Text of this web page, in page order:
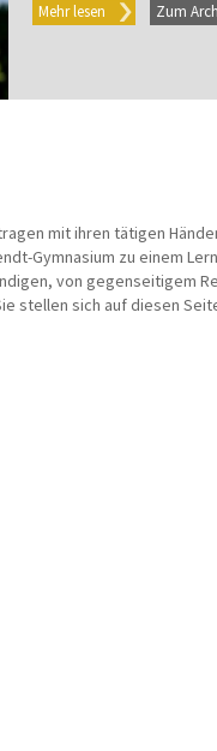
Mehr lesen Zum
mit ihren tätigen
Gymnasium zu einem
von gegenseitigem
stellen sich auf diesen